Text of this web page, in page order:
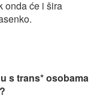
onda će i šira
s trans* osobama